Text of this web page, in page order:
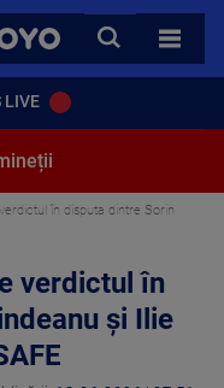
VOYO
CAUTA
TOATE
LIVE
în disputa dintre Sorin
verdictul în
și Ilie